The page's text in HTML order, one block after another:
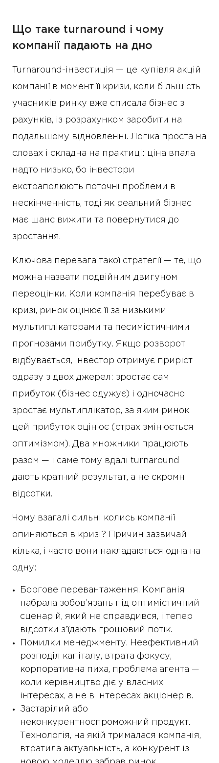
Що таке turnaround і чому
компанії падають на дно
Turnaround-інвестиція — це купівля акцій
компанії в момент її кризи, коли більшість
учасників ринку вже списала бізнес з
рахунків, із розрахунком заробити на
подальшому відновленні. Логіка проста на
словах і складна на практиці: ціна впала
надто низько, бо інвестори
екстраполюють поточні проблеми в
нескінченність, тоді як реальний бізнес
має шанс вижити та повернутися до
зростання.
Ключова перевага такої стратегії — те, що
можна назвати подвійним двигуном
переоцінки. Коли компанія перебуває в
кризі, ринок оцінює її за низькими
мультиплікаторами та песимістичними
прогнозами прибутку. Якщо розворот
відбувається, інвестор отримує приріст
одразу з двох джерел: зростає сам
прибуток (бізнес одужує) і одночасно
зростає мультиплікатор, за яким ринок
цей прибуток оцінює (страх змінюється
оптимізмом). Два множники працюють
разом — і саме тому вдалі turnaround
дають кратний результат, а не скромні
відсотки.
Чому взагалі сильні колись компанії
опиняються в кризі? Причин зазвичай
кілька, і часто вони накладаються одна на
одну:
Боргове перевантаження. Компанія
набрала зобов’язань під оптимістичний
сценарій, який не справдився, і тепер
відсотки з’їдають грошовий потік.
Помилки менеджменту. Неефективний
розподіл капіталу, втрата фокусу,
корпоративна пиха, проблема агента —
коли керівництво діє у власних
інтересах, а не в інтересах акціонерів.
Застарілий або
неконкурентноспроможний продукт.
Технологія, на якій трималася компанія,
втратила актуальність, а конкурент із